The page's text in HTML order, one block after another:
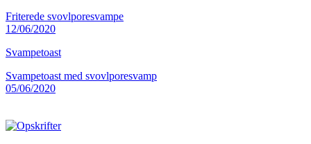
Friterede svovlporesvampe
12/06/2020
Svampetoast
Svampetoast med svovlporesvamp
05/06/2020